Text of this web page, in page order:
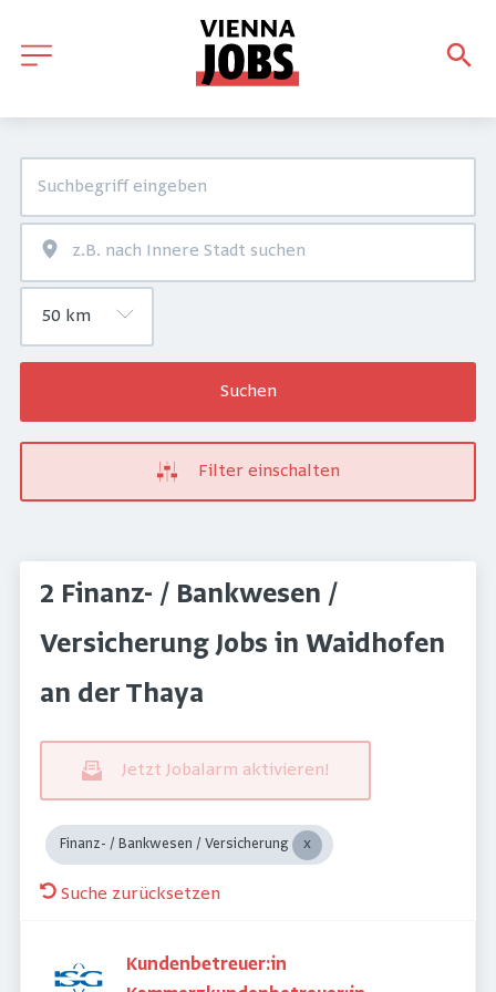
Suchen
Filter einschalten
2 Finanz- / Bankwesen /
Versicherung Jobs in Waidhofen
an der Thaya
Jetzt Jobalarm aktivieren!
Finanz- / Bankwesen / Versicherung
Suche zurücksetzen
Kundenbetreuer:in